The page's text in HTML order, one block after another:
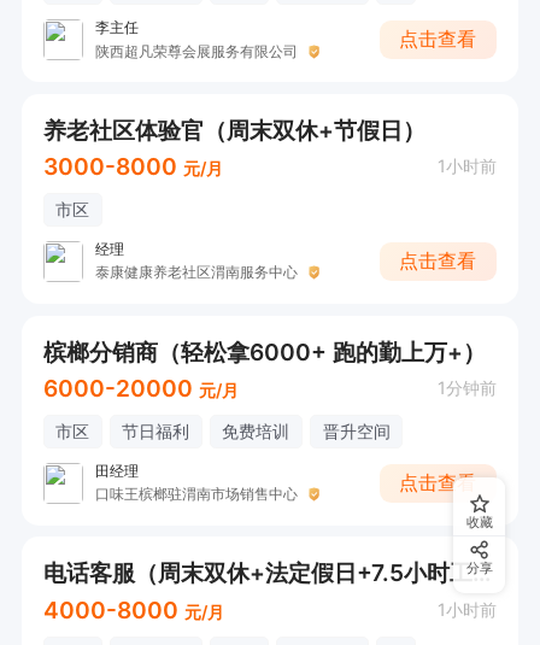
李主任
陕西超凡荣尊会展服务有限公司
点击查看
养老社区体验官（周末双休+节假日）
3000-8000 元/月 1小时前
市区
经理
泰康健康养老社区渭南服务中心
点击查看
槟榔分销商（轻松拿6000+ 跑的勤上万+）
6000-20000 元/月 1分钟前
市区 节日福利 免费培训 晋升空间
田经理
口味王槟榔驻渭南市场销售中心
点击查看
电话客服（周末双休+法定假日+7.5小时工作制）
4000-8000 元/月 1小时前
收藏
分享